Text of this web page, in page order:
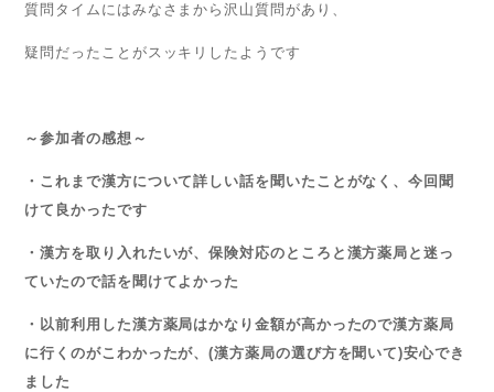
質問タイムにはみなさまから沢山質問があり、
疑問だったことがスッキリしたようです
～参加者の感想～
・これまで漢方について詳しい話を聞いたことがなく、今回聞
けて良かったです
・漢方を取り入れたいが、保険対応のところと漢方薬局と迷っ
ていたので話を聞けてよかった
・以前利用した漢方薬局はかなり金額が高かったので漢方薬局
に行くのがこわかったが、(漢方薬局の選び方を聞いて)安心でき
ました